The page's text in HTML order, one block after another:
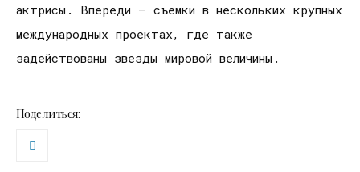
актрисы. Впереди — съемки в нескольких крупных
международных проектах, где также
задействованы звезды мировой величины.
Поделиться: